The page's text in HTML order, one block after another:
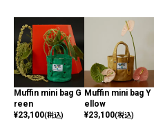
Muffin mini bag G
reen
¥23,100(税込)
Muffin mini bag Y
ellow
¥23,100(税込)